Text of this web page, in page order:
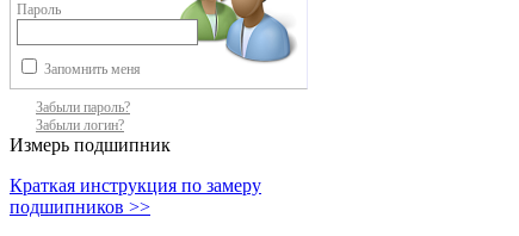
Пароль
Запомнить меня
Забыли пароль?
Забыли логин?
Измерь подшипник
Краткая инструкция по замеру
подшипников >>